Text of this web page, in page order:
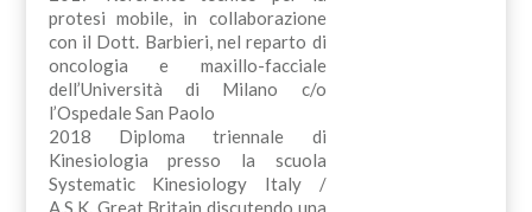
protesi mobile, in collaborazione
con il Dott. Barbieri, nel reparto di
oncologia e maxillo-facciale
dell’Università di Milano c/o
l’Ospedale San Paolo
2018 Diploma triennale di
Kinesiologia presso la scuola
Systematic Kinesiology Italy /
A.S.K. Great Britain discutendo una